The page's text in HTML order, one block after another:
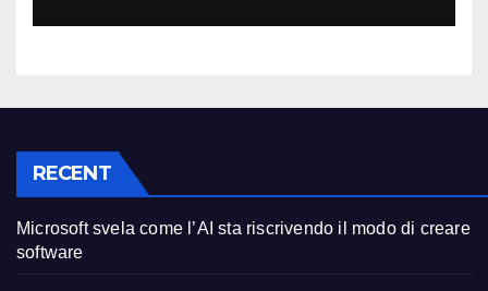
RECENT
Microsoft svela come l’AI sta riscrivendo il modo di creare
software